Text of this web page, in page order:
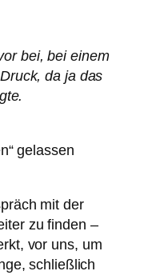
bei, bei einem
da ja das
gelassen
mit der
zu finden –
vor uns, um
schließlich